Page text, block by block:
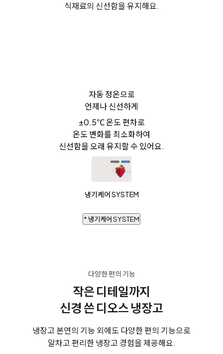
식재료의 신선함을 유지해요.
자동 정온으로
언제나 신선하게
±0.5℃ 온도 편차로
온도 변화를 최소화하여
신선함을 오래 유지할 수 있어요.
냉기케어 SYSTEM
* 냉기케어 SYSTEM
다양한 편의 기능
작은 디테일까지
신경 쓴 디오스 냉장고
냉장고 본연의 기능 외에도 다양한 편의 기능으로
알차고 편리한 냉장고 경험을 제공해요.